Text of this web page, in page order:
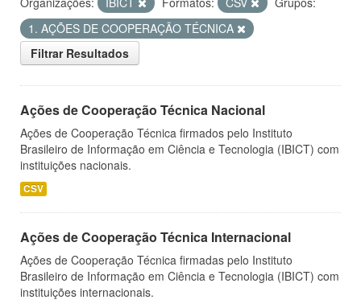
1. AÇÕES DE COOPERAÇÃO TÉCNICA
Filtrar Resultados
Ações de Cooperação Técnica Nacional
Ações de Cooperação Técnica firmados pelo Instituto
Brasileiro de Informação em Ciência e Tecnologia (IBICT) com
instituições nacionais.
CSV
Ações de Cooperação Técnica Internacional
Ações de Cooperação Técnica firmadas pelo Instituto
Brasileiro de Informação em Ciência e Tecnologia (IBICT) com
instituições internacionais.